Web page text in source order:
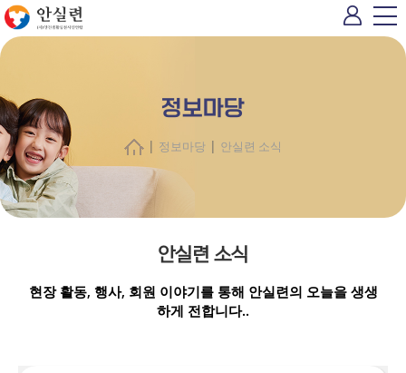
정보마당
| 정보마당 | 안실련 소식
안실련 소식
현장 활동, 행사, 회원 이야기를 통해 안실련의 오늘을 생생
하게 전합니다..